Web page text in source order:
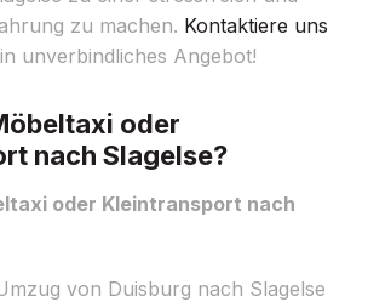
zu machen. Kontaktiere uns
unverbindliches Angebot!
oder
nach Slagelse?
oder Kleintransport nach
von Duisburg nach Slagelse